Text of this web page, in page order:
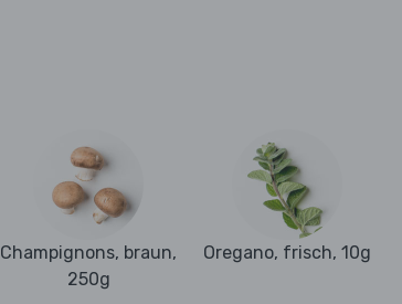
Champignons, braun,
250g
Oregano, frisch, 10g